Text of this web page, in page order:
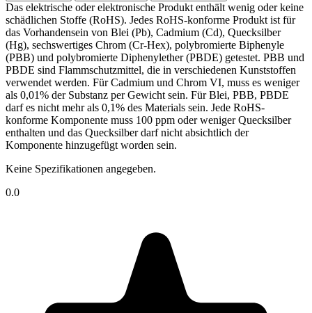
Das elektrische oder elektronische Produkt enthält wenig oder keine
schädlichen Stoffe (RoHS). Jedes RoHS-konforme Produkt ist für
das Vorhandensein von Blei (Pb), Cadmium (Cd), Quecksilber
(Hg), sechswertiges Chrom (Cr-Hex), polybromierte Biphenyle
(PBB) und polybromierte Diphenylether (PBDE) getestet. PBB und
PBDE sind Flammschutzmittel, die in verschiedenen Kunststoffen
verwendet werden. Für Cadmium und Chrom VI, muss es weniger
als 0,01% der Substanz per Gewicht sein. Für Blei, PBB, PBDE
darf es nicht mehr als 0,1% des Materials sein. Jede RoHS-
konforme Komponente muss 100 ppm oder weniger Quecksilber
enthalten und das Quecksilber darf nicht absichtlich der
Komponente hinzugefügt worden sein.
Keine Spezifikationen angegeben.
0.0